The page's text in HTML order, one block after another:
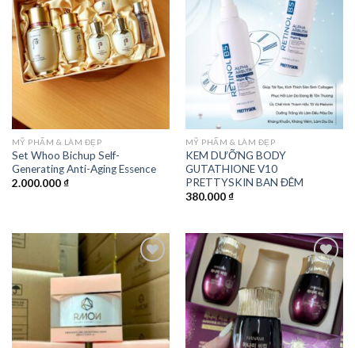
Add to
wishlist
MỸ PHẨM & LÀM ĐẸP
Set Whoo Bichup Self-
Generating Anti-Aging Essence
2.000.000₫
wishlist
MỸ PHẨM & LÀM ĐẸP
KEM DƯỠNG BODY
GUTATHIONE V10
PRETTYSKIN BAN ĐÊM
380.000₫
wishlist
Add to
wishlist